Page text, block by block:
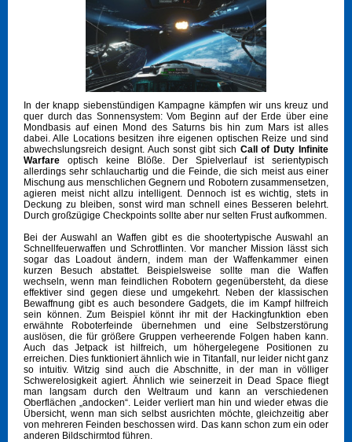
In der knapp siebenstündigen Kampagne kämpfen wir uns kreuz und
quer durch das Sonnensystem: Vom Beginn auf der Erde über eine
Mondbasis auf einen Mond des Saturns bis hin zum Mars ist alles
dabei. Alle Locations besitzen ihre eigenen optischen Reize und sind
abwechslungsreich designt. Auch sonst gibt sich Call of Duty Infinite
Warfare optisch keine Blöße. Der Spielverlauf ist serientypisch
allerdings sehr schlauchartig und die Feinde, die sich meist aus einer
Mischung aus menschlichen Gegnern und Robotern zusammensetzen,
agieren meist nicht allzu intelligent. Dennoch ist es wichtig, stets in
Deckung zu bleiben, sonst wird man schnell eines Besseren belehrt.
Durch großzügige Checkpoints sollte aber nur selten Frust aufkommen.
Bei der Auswahl an Waffen gibt es die shootertypische Auswahl an
Schnellfeuerwaffen und Schrotflinten. Vor mancher Mission lässt sich
sogar das Loadout ändern, indem man der Waffenkammer einen
kurzen Besuch abstattet. Beispielsweise sollte man die Waffen
wechseln, wenn man feindlichen Robotern gegenübersteht, da diese
effektiver sind gegen diese und umgekehrt. Neben der klassischen
Bewaffnung gibt es auch besondere Gadgets, die im Kampf hilfreich
sein können. Zum Beispiel könnt ihr mit der Hackingfunktion eben
erwähnte Roboterfeinde übernehmen und eine Selbstzerstörung
auslösen, die für größere Gruppen verheerende Folgen haben kann.
Auch das Jetpack ist hilfreich, um höhergelegene Positionen zu
erreichen. Dies funktioniert ähnlich wie in Titanfall, nur leider nicht ganz
so intuitiv. Witzig sind auch die Abschnitte, in der man in völliger
Schwerelosigkeit agiert. Ähnlich wie seinerzeit in Dead Space fliegt
man langsam durch den Weltraum und kann an verschiedenen
Oberflächen „andocken“. Leider verliert man hin und wieder etwas die
Übersicht, wenn man sich selbst ausrichten möchte, gleichzeitig aber
von mehreren Feinden beschossen wird. Das kann schon zum ein oder
anderen Bildschirmtod führen.